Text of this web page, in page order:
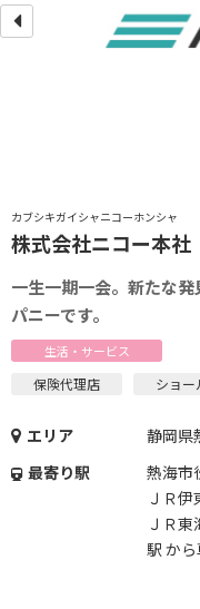
カブシキガイシャニコーホンシャ
株式会社ニコー本社
一生一期一会。新たな
パニーです。
生活・サービス
保険代理店 ショー
エリア
静岡県
最寄り駅
熱海市
ＪＲ
ＪＲ
駅 か